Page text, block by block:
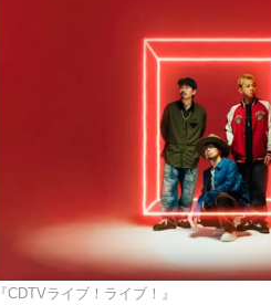
『CDTVライブ！ライブ！』